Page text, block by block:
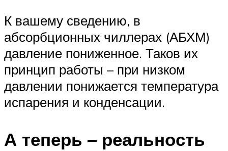
К вашему сведению, в
абсорбционных чиллерах (АБХМ)
давление пониженное. Таков их
принцип работы – при низком
давлении понижается температура
испарения и конденсации.
А теперь – реальность